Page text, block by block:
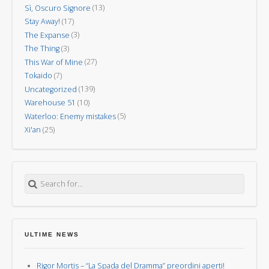
Sì, Oscuro Signore (13)
Stay Away! (17)
The Expanse (3)
The Thing(3)
This War of Mine (27)
Tokaido (7)
Uncategorized (139)
Warehouse 51 (10)
Waterloo: Enemy mistakes(5)
Xi'an (25)
ULTIME NEWS
Rigor Mortis – “La Spada del Dramma” preordini aperti!